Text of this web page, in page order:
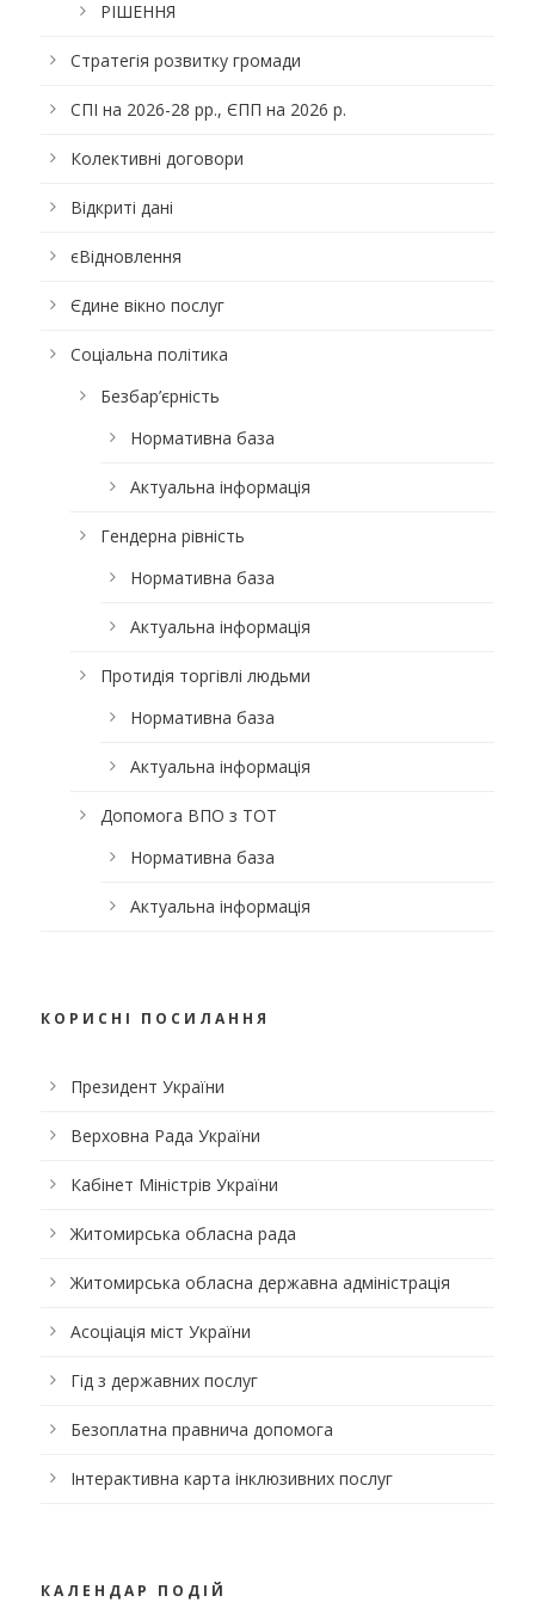
РІШЕННЯ
Стратегія розвитку громади
СПІ на 2026-28 рр., ЄПП на 2026 р.
Колективні договори
Відкриті дані
єВідновлення
Єдине вікно послуг
Соціальна політика
Безбар’єрність
Нормативна база
Актуальна інформація
Гендерна рівність
Нормативна база
Актуальна інформація
Протидія торгівлі людьми
Нормативна база
Актуальна інформація
Допомога ВПО з ТОТ
Нормативна база
Актуальна інформація
КОРИСНІ ПОСИЛАННЯ
Президент України
Верховна Рада України
Кабінет Міністрів України
Житомирська обласна рада
Житомирська обласна державна адміністрація
Асоціація міст України
Гід з державних послуг
Безоплатна правнича допомога
Інтерактивна карта інклюзивних послуг
КАЛЕНДАР ПОДІЙ